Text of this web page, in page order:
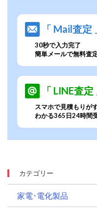
「 Mail査定
30秒で入力完了
簡単メールで無料査
「 LINE査定
スマホで見積もりが
わかる365日24時間
カテゴリー
家電･電化製品